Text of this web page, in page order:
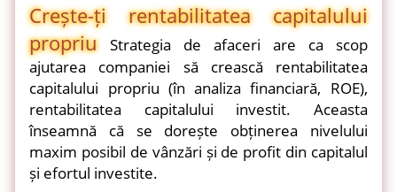
Crește-ți rentabilitatea capitalului
propriuStrategia de afaceri are ca scop
ajutarea companiei să crească rentabilitatea
capitalului propriu (în analiza financiară, ROE),
rentabilitatea capitalului investit. Aceasta
înseamnă că se dorește obținerea nivelului
maxim posibil de vânzări și de profit din capitalul
și efortul investite.